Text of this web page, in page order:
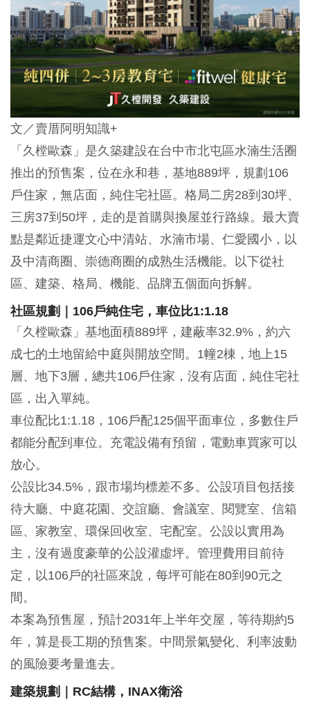
文／賣厝阿明知識+
「久樘歐森」是久築建設在台中市北屯區水湳生活圈
推出的預售案，位在永和巷，基地889坪，規劃106
戶住家，無店面，純住宅社區。格局二房28到30坪、
三房37到50坪，走的是首購與換屋並行路線。最大賣
點是鄰近捷運文心中清站、水湳市場、仁愛國小，以
及中清商圈、崇德商圈的成熟生活機能。以下從社
區、建築、格局、機能、品牌五個面向拆解。
社區規劃｜106戶純住宅，車位比1:1.18
「久樘歐森」基地面積889坪，建蔽率32.9%，約六
成七的土地留給中庭與開放空間。1幢2棟，地上15
層、地下3層，總共106戶住家，沒有店面，純住宅社
區，出入單純。
車位配比1:1.18，106戶配125個平面車位，多數住戶
都能分配到車位。充電設備有預留，電動車買家可以
放心。
公設比34.5%，跟市場均標差不多。公設項目包括接
待大廳、中庭花園、交誼廳、會議室、閱覽室、信箱
區、家教室、環保回收室、宅配室。公設以實用為
主，沒有過度豪華的公設灌虛坪。管理費用目前待
定，以106戶的社區來說，每坪可能在80到90元之
間。
本案為預售屋，預計2031年上半年交屋，等待期約5
年，算是長工期的預售案。中間景氣變化、利率波動
的風險要考量進去。
建築規劃｜RC結構，INAX衛浴